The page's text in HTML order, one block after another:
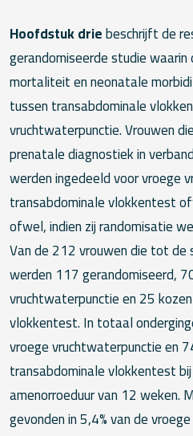
Hoofdstuk driebeschrijft de
gerandomiseerde studie
mortaliteit en neonatale
tussen transabdominale
vruchtwaterpunctie. Vrouwen
prenatale diagnostiek in
werden ingedeeld voor vroege
transabdominale vlokkentest
ofwel, indien zij randomisatie
Van de 212 vrouwen die tot
werden 117 gerandomiseerd,
vruchtwaterpunctie en 25
vlokkentest. In totaal
vroege vruchtwaterpunctie en
transabdominale vlokkentest
amenorroeduur van 12 weken.
gevonden in 5,4% van de